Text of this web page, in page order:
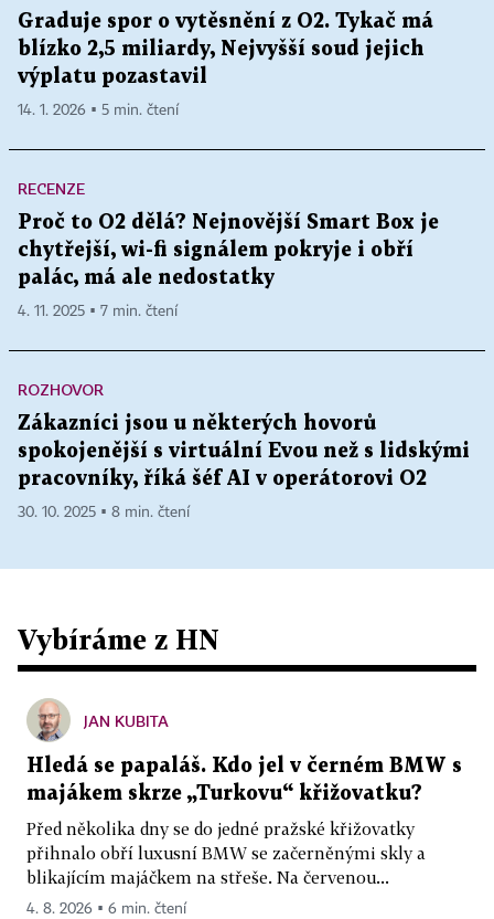
Graduje spor o vytěsnění z O2. Tykač má
blízko 2,5 miliardy, Nejvyšší soud jejich
výplatu pozastavil
14. 1. 2026 ▪ 5 min. čtení
RECENZE
Proč to O2 dělá? Nejnovější Smart Box je
chytřejší, wi-fi signálem pokryje i obří
palác, má ale nedostatky
4. 11. 2025 ▪ 7 min. čtení
ROZHOVOR
Zákazníci jsou u některých hovorů
spokojenější s virtuální Evou než s lidskými
pracovníky, říká šéf AI v operátorovi O2
30. 10. 2025 ▪ 8 min. čtení
Vybíráme z HN
JAN KUBITA
Hledá se papaláš. Kdo jel v černém BMW s
majákem skrze „Turkovu“ křižovatku?
Před několika dny se do jedné pražské křižovatky
přihnalo obří luxusní BMW se začerněnými skly a
blikajícím majáčkem na střeše. Na červenou...
4. 8. 2026 ▪ 6 min. čtení